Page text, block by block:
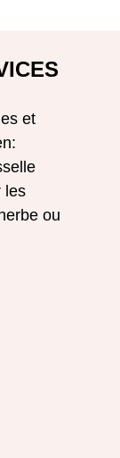
et
les
ou